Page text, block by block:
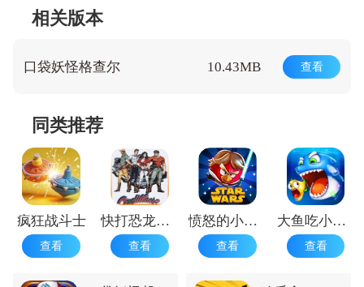
相关版本
口袋妖怪格查尔 10.43MB 查看
同类推荐
疯狂战斗士
查看
快打恐龙正版
查看
愤怒的小鸟星球大战1.9.25
查看
大鱼吃小鱼游戏手机版 手机版
查看